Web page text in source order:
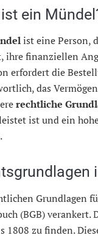
ein
ist eine Person,
ihre finanziellen
erfordert die
das
rechtliche
ist und ein
Grundlagen
(BGB) verankert.
1808 zu finden.